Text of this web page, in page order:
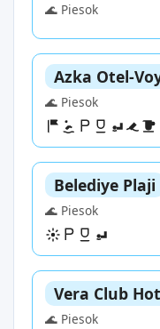
🌊 Piesok
Azka Otel-
🌊 Piesok
Belediye Plaji
🌊 Piesok
Vera Club
🌊 Piesok